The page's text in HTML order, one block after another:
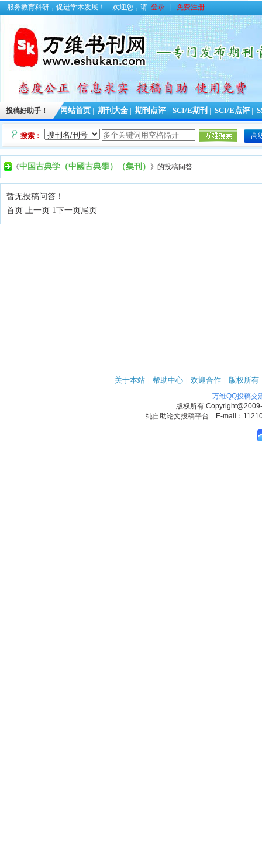
服务教育科研，促进学术发展！ 欢迎您，请 登录 免费注册
投稿好助手！ 网站首页 期刊大全 期刊点评 SCI/E期刊 SCI/E点评
搜索： 高
《中国古典学（中國古典學）（集刊） 》的投稿问答
暂无投稿问答！
首页 上一页 1下一页尾页
关于本站 | 帮助中心 | 欢迎合作 | 版权所有
万维QQ投稿交
版权所有
纯自助论文投稿平台 E-mail：